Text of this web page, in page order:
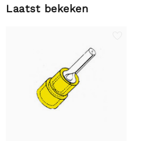
Laatst bekeken